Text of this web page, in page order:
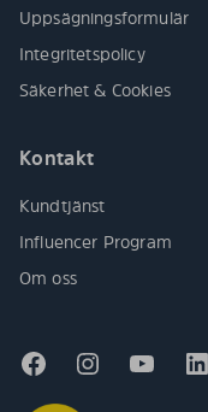
Uppsägningsformulär
Integritetspolicy
Säkerhet & Cookies
Kontakt
Kundtjänst
Influencer Program
Om oss